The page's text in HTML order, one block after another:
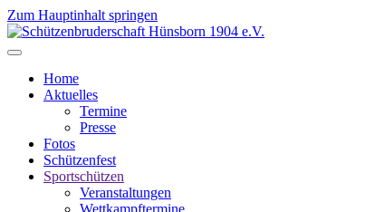
Zum Hauptinhalt springen
Home
Aktuelles
Termine
Presse
Fotos
Schützenfest
Sportschützen
Veranstaltungen
Wettkampftermine